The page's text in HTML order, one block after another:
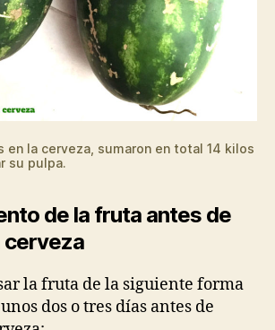
en la cerveza, sumaron en total 14 kilos
su pulpa.
de la fruta antes de
cerveza
la fruta de la siguiente forma
dos o tres días antes de